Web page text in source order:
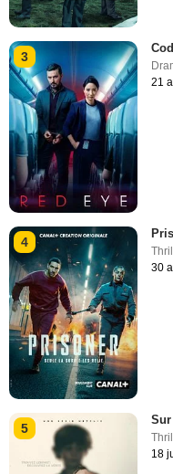
3
21
4
30
5
18